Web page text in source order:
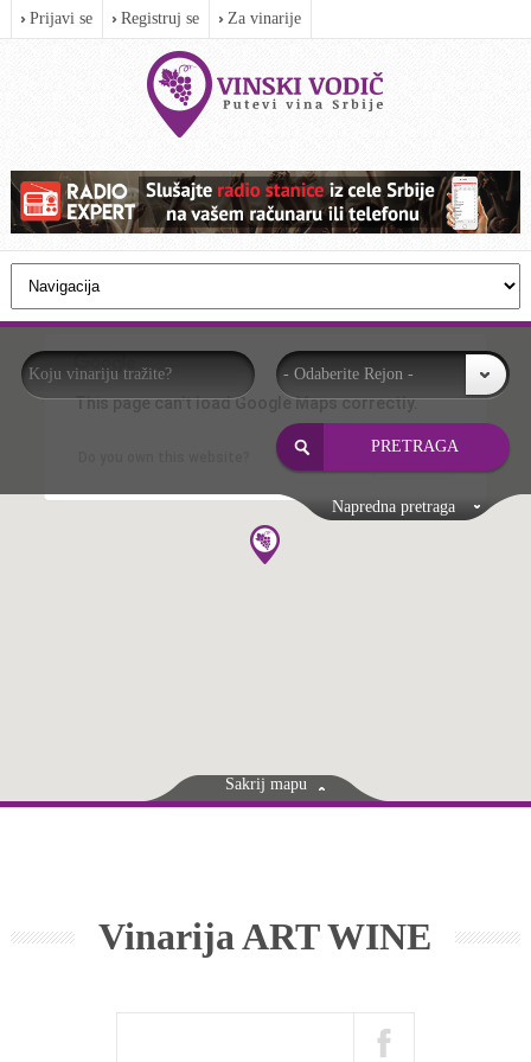
Prijavi se Registruj se Za vinarije
- Odaberite Rejon -
Napredna pretraga
This page can't load Google Maps correctly.
OK
Sakrij mapu
Vinarija ART WINE